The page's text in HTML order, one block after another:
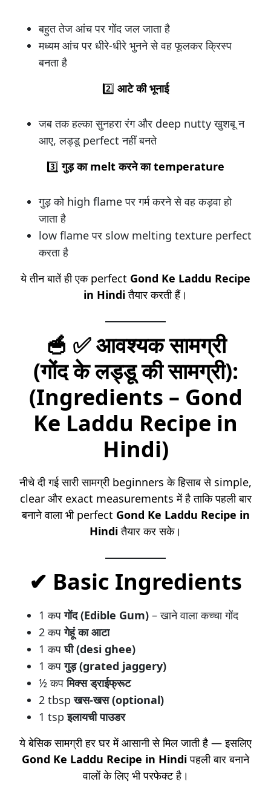
बहुत तेज आंच पर गोंद जल जाता है
मध्यम आंच पर धीरे-धीरे भुनने से वह फूलकर क्रिस्प
बनता है
2️⃣ आटे की भूनाई
जब तक हल्का सुनहरा रंग और deep nutty खुशबू न
आए, लड्डू perfect नहीं बनते
3️⃣गुड़ का melt करने का temperature
गुड़ को high flame पर गर्म करने से वह कड़वा हो
जाता है
low flame पर slow melting texture perfect
करता है
ये तीन बातें ही एक perfect Gond Ke Laddu Recipe
in Hindiतैयार करती हैं।
🥣 ✅ आवश्यक सामग्री
(गोंदके लड्डू की सामग्री):
(Ingredients – Gond
Ke Laddu Recipe in
Hindi)
नीचे दी गई सारी सामग्री beginners के हिसाब से simple,
clear और exact measurements में है ताकि पहली बार
बनाने वाला भी perfect Gond Ke Laddu Recipe in
Hindiतैयार कर सके।
✔ Basic Ingredients
1 कपगोंद (Edible Gum) – खाने वाला कच्चा गोंद
2 कपगेहूं का आटा
1 कपघी (desi ghee)
1 कपगुड़ (grated jaggery)
½ कपमिक्स ड्राईफ्रूट
2 tbspखस-खस (optional)
1 tspइलायची पाउडर
ये बेसिक सामग्री हर घर में आसानी से मिल जाती है — इसलिए
Gond Ke Laddu Recipe in Hindiपहली बार बनाने
वालों के लिए भी परफेक्ट है।